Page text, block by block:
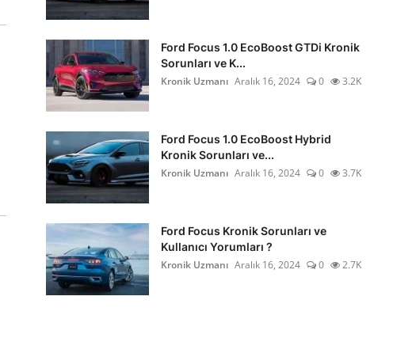
Ford Focus 1.0 EcoBoost GTDi Kronik
Sorunları ve K...
Kronik Uzmanı Aralık 16, 2024 0 3.2K
Ford Focus 1.0 EcoBoost Hybrid
Kronik Sorunları ve...
Kronik Uzmanı Aralık 16, 2024 0 3.7K
Ford Focus Kronik Sorunları ve
Kullanıcı Yorumları ?
Kronik Uzmanı Aralık 16, 2024 0 2.7K